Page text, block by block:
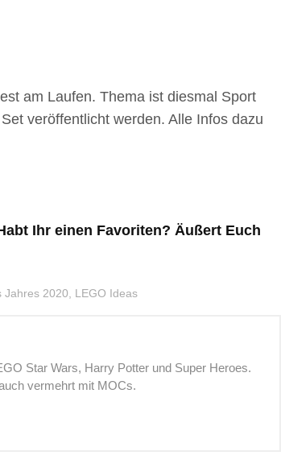
am Laufen. Thema ist diesmal Sport
veröffentlicht werden. Alle Infos dazu
Ihr einen Favoriten? Äußert Euch
Jahres 2020 LEGO Ideas
Star Wars, Harry Potter und Super Heroes.
vermehrt mit MOCs.